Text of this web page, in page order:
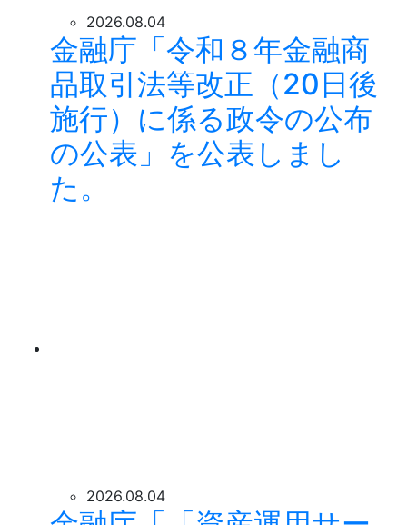
2026.08.04
金融庁「令和８年金融商
品取引法等改正（20日後
施行）に係る政令の公布
の公表」を公表しまし
た。
2026.08.04